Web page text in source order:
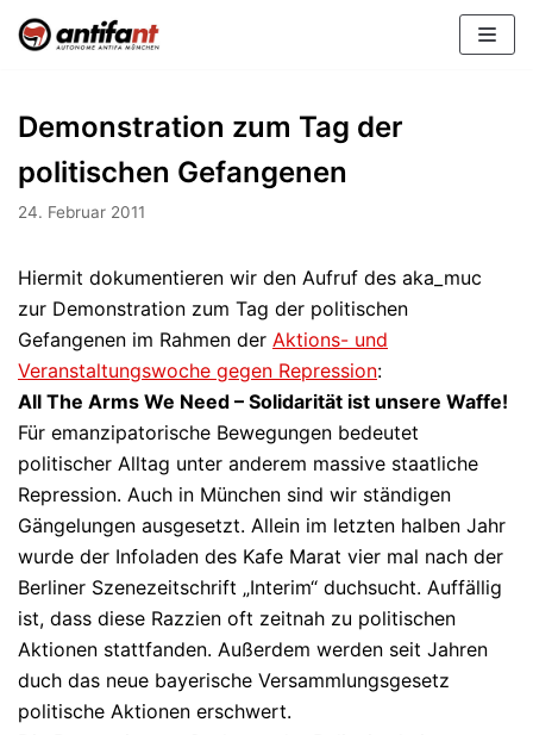
Zum
Inhalt
Demonstration zum Tag der
politischen Gefangenen
24. Februar 2011
Hiermit dokumentieren wir den Aufruf des aka_muc
zur Demonstration zum Tag der politischen
Gefangenen im Rahmen der Aktions- und
Veranstaltungswoche gegen Repression:
All The Arms We Need – Solidarität ist unsere Waffe!
Für emanzipatorische Bewegungen bedeutet
politischer Alltag unter anderem massive staatliche
Repression. Auch in München sind wir ständigen
Gängelungen ausgesetzt. Allein im letzten halben Jahr
wurde der Infoladen des Kafe Marat vier mal nach der
Berliner Szenezeitschrift „Interim“ duchsucht. Auffällig
ist, dass diese Razzien oft zeitnah zu politischen
Aktionen stattfanden. Außerdem werden seit Jahren
duch das neue bayerische Versammlungsgesetz
politische Aktionen erschwert.